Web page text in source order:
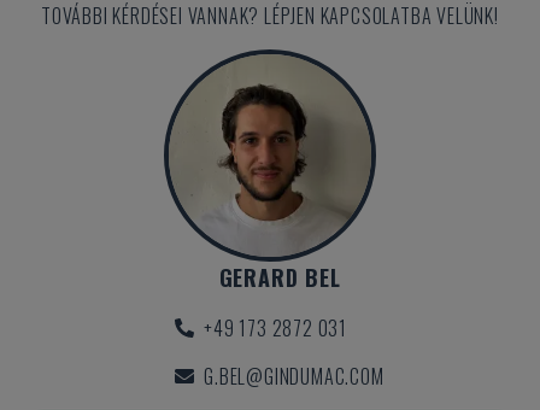
TOVÁBBI KÉRDÉSEI VANNAK? LÉPJEN KAPCSOLATBA VELÜNK!
GERARD BEL
+49 173 2872 031
G.BEL@GINDUMAC.COM